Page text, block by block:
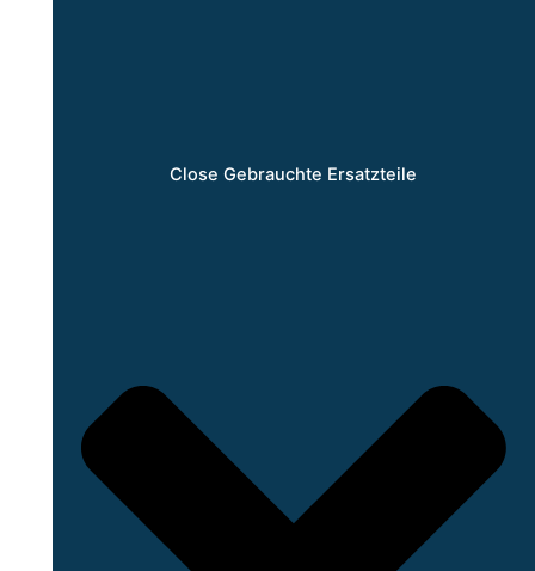
Close Gebrauchte Ersatzteile